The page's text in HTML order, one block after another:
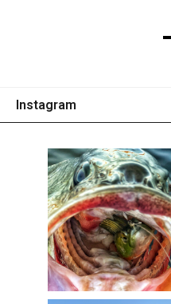
Instagram